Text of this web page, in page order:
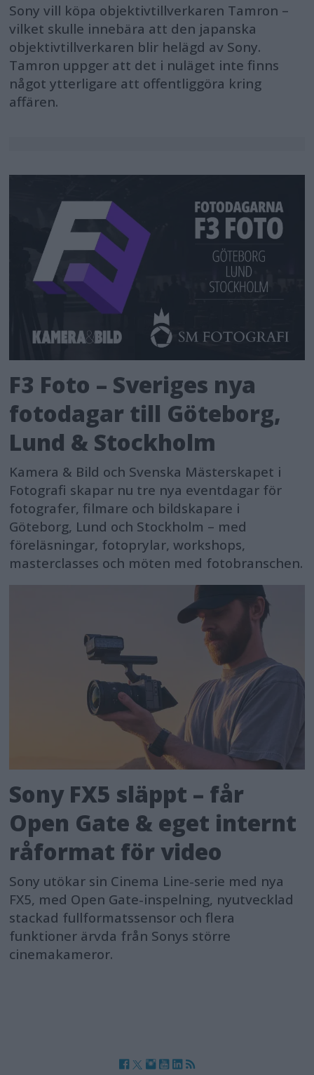
Sony vill köpa objektivtillverkaren Tamron –
vilket skulle innebära att den japanska
objektivtillverkaren blir helägd av Sony.
Tamron uppger att det i nuläget inte finns
något ytterligare att offentliggöra kring
affären.
F3 Foto – Sveriges nya
fotodagar till Göteborg,
Lund & Stockholm
Kamera & Bild och Svenska Mästerskapet i
Fotografi skapar nu tre nya eventdagar för
fotografer, filmare och bildskapare i
Göteborg, Lund och Stockholm – med
föreläsningar, fotoprylar, workshops,
masterclasses och möten med fotobranschen.
Sony FX5 släppt – får
Open Gate & eget internt
råformat för video
Sony utökar sin Cinema Line-serie med nya
FX5, med Open Gate-inspelning, nyutvecklad
stackad fullformatssensor och flera
funktioner ärvda från Sonys större
cinemakameror.